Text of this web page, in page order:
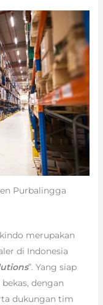
Purbalingga
merupakan
di Indonesia
”. Yang siap
dengan
dukungan tim